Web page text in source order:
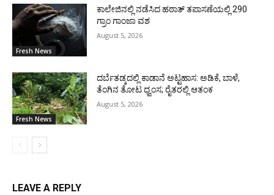
Fresh News
ಕಾಲೇಜಿನಲ್ಲಿ ನಡೆಸಿದ ಹಠಾತ್ ತಪಾಸಣೆಯಲ್ಲಿ 290
ಗ್ರಾಂ ಗಾಂಜಾ ವಶ
August 5, 2026
Fresh News
ದರ್ಬೆತಡ್ಕದಲ್ಲಿ ಕಾಡಾನೆ ಅಟ್ಟಹಾಸ: ಅಡಿಕೆ, ಬಾಳೆ,
ತೆಂಗಿನ ತೋಟ ಧ್ವಂಸ; ರೈತರಲ್ಲಿ ಆತಂಕ
August 5, 2026
LEAVE A REPLY